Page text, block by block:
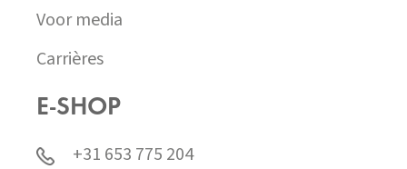
Voor media
Carrières
E-SHOP
+31 653 775 204